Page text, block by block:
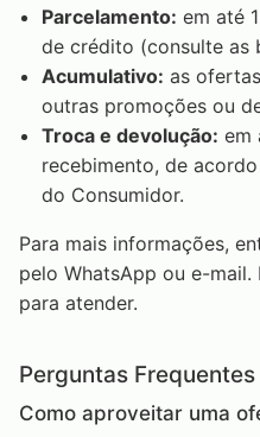
Parcelamento: em até
de crédito (consulte as
Acumulativo: as
outras promoções ou
Troca e devolução: em
recebimento, de
do Consumidor.
Para mais informações,
pelo WhatsApp ou e-
para atender.
Perguntas Frequentes
Como aproveitar uma